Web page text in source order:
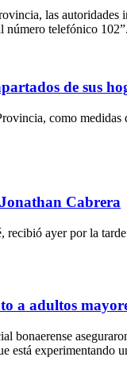
las
número telefónico 102”.
de sus
como
Cabrera
ayer por la
a adultos
bonaerense
está experimentando